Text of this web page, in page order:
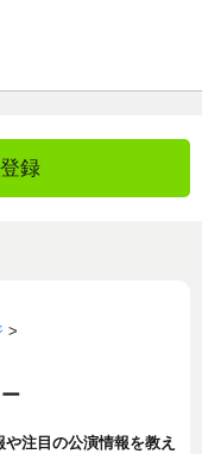
録
>
や注目の公演情報を教え